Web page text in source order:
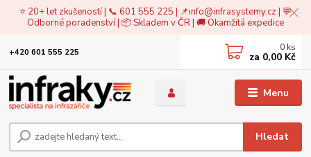
⭐ 20+ let zkušeností | 📞 601 555 225 | 📌info@infrasystemy.cz| 💬
Odborné poradenství | 📦 Skladem v ČR | 🚚 Okamžitá expedice
Menu
Hledat
+420 601 555 225 0 ks
za 0,00 Kč